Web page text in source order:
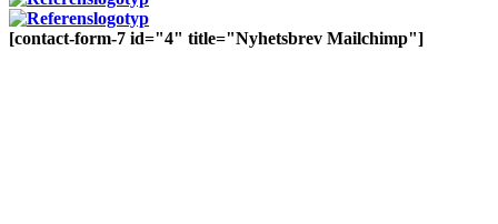
[contact-form-7 id="4" title="Nyhetsbrev Mailchimp"]